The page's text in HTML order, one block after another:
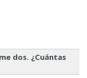
dos. ¿Cuántas